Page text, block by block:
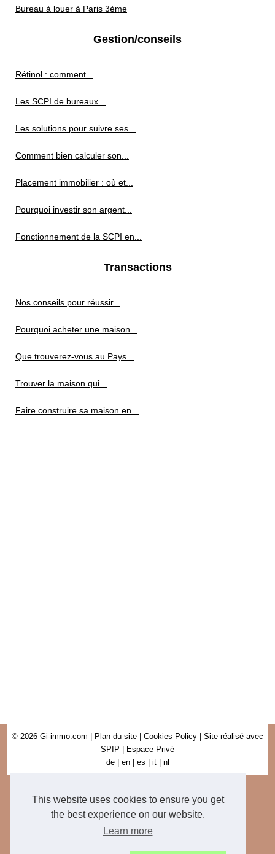
This website uses cookies to ensure you get
the best experience on our website.
Learn more
Bureau à louer à Paris 3ème
Gestion/conseils
Rétinol : comment...
Les SCPI de bureaux...
Les solutions pour suivre ses...
Comment bien calculer son...
Placement immobilier : où et...
Pourquoi investir son argent...
Fonctionnement de la SCPI en...
Transactions
Nos conseils pour réussir...
Pourquoi acheter une maison...
Que trouverez-vous au Pays...
Trouver la maison qui...
Faire construire sa maison en...
© 2026 Gi-immo.com | Plan du site | Cookies Policy | Site réalisé avec
SPIP | Espace Privé
de| en| es | it| nl